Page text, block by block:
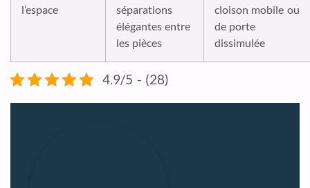
l’espace
séparations
élégantes entre
les pièces
cloison mobile ou
de porte
dissimulée
4.9/5 - (28)